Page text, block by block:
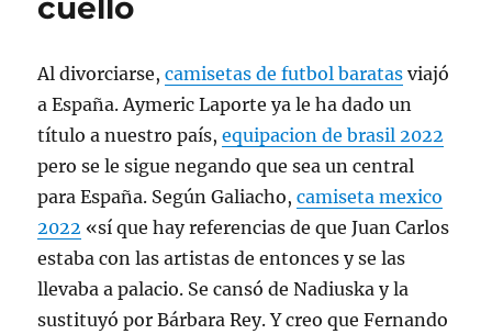
cuello
Al divorciarse,camisetas de futbol baratas viajó
a España. Aymeric Laporte ya le ha dado un
título a nuestro país,equipacion de brasil 2022
pero se le sigue negando que sea un central
para España. Según Galiacho,camiseta mexico
2022 «sí que hay referencias de que Juan Carlos
estaba con las artistas de entonces y se las
llevaba a palacio. Se cansó de Nadiuska y la
sustituyó por Bárbara Rey. Y creo que Fernando